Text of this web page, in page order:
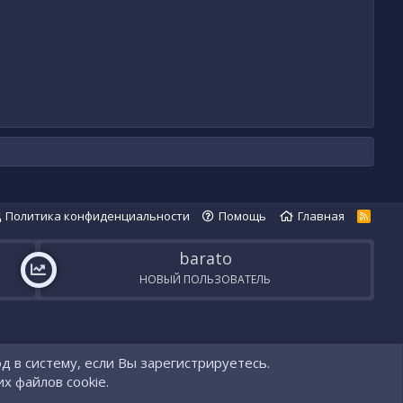
Политика конфиденциальности Помощь Главная
R
S
barato
НОВЫЙ ПОЛЬЗОВАТЕЛЬ
систему, если Вы зарегистрируетесь.
файлов cookie.